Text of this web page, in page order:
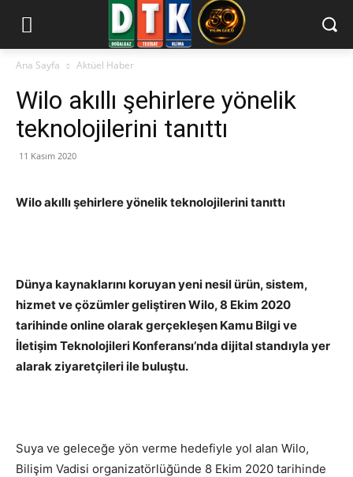
Ana Sayfa Aktüel Haber
Wilo akıllı şehirlere yönelik
teknolojilerini tanıttı
11 Kasım 2020
Wilo akıllı şehirlere yönelik teknolojilerini tanıttı
Dünya kaynaklarını koruyan yeni nesil ürün, sistem,
hizmet ve çözümler geliştiren Wilo, 8 Ekim 2020
tarihinde online olarak gerçekleşen Kamu Bilgi ve
İletişim Teknolojileri Konferansı’nda dijital standıyla yer
alarak ziyaretçileri ile buluştu.
Suya ve geleceğe yön verme hedefiyle yol alan Wilo,
Bilişim Vadisi organizatörlüğünde 8 Ekim 2020 tarihinde